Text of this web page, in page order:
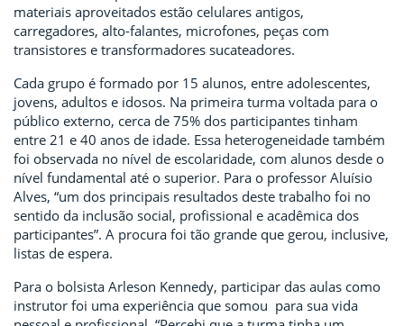
materiais aproveitados estão celulares antigos,
carregadores, alto-falantes, microfones, peças com
transistores e transformadores sucateadores.
Cada grupo é formado por 15 alunos, entre adolescentes,
jovens, adultos e idosos. Na primeira turma voltada para o
público externo, cerca de 75% dos participantes tinham
entre 21 e 40 anos de idade. Essa heterogeneidade também
foi observada no nível de escolaridade, com alunos desde o
nível fundamental até o superior. Para o professor Aluísio
Alves, “um dos principais resultados deste trabalho foi no
sentido da inclusão social, profissional e acadêmica dos
participantes”. A procura foi tão grande que gerou, inclusive,
listas de espera.
Para o bolsista Arleson Kennedy, participar das aulas como
instrutor foi uma experiência que somou para sua vida